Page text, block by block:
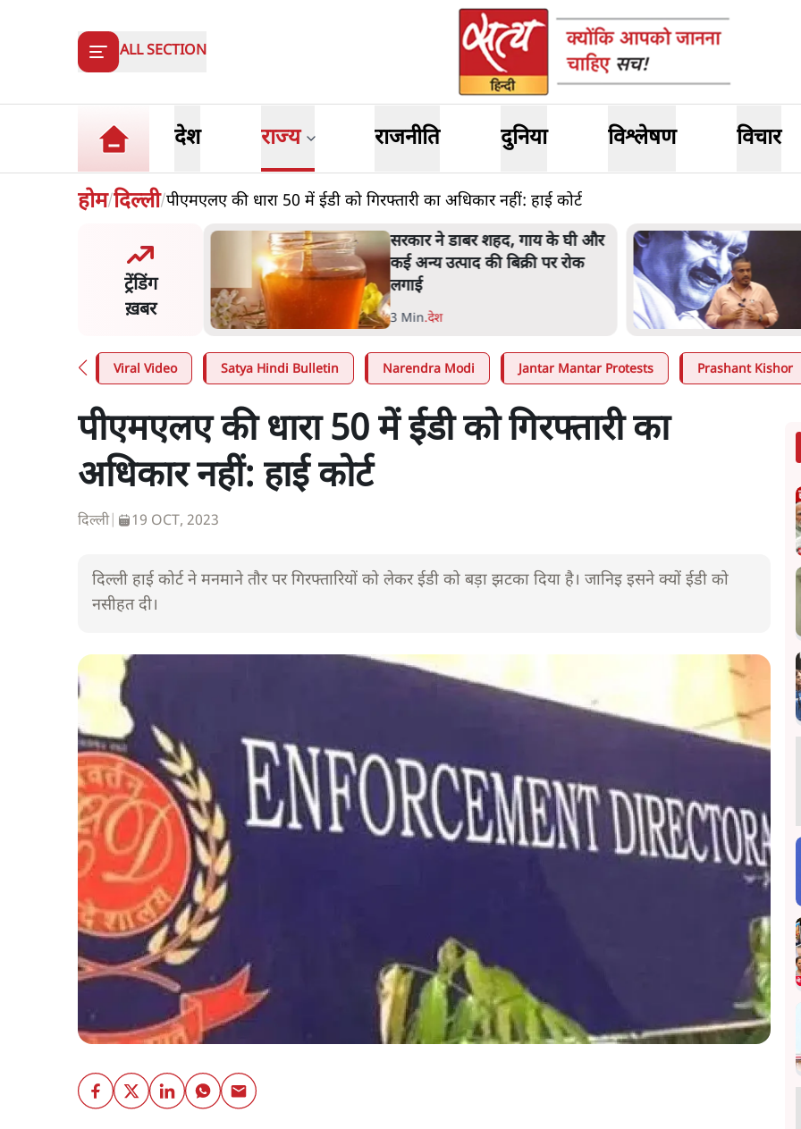
ALL SECTION
देश राज्य राजनीति दुनिया विश्लेषण विचार
होम/दिल्ली/पीएमएलए की धारा 50 में ईडी को गिरफ्तारी का अधिकार नहीं: हाई कोर्ट
ट्रेंडिंग
ख़बर
पूछताछ के बाद उदयनिधि
रिहा; बोले- 'सरकार ने
सरकार ने डाबर शहद, गाय के घी और
कई अन्य उत्पाद की बिक्री पर रोक
लगाई
3 Min.देश
Viral Video Satya Hindi Bulletin Narendra Modi Jantar Mantar Protests Prashant Kishor
पीएमएलए की धारा 50 में ईडी को गिरफ्तारी का
अधिकार नहीं: हाई कोर्ट
दिल्ली| 19 OCT, 2023
दिल्ली हाई कोर्ट ने मनमाने तौर पर गिरफ्तारियों को लेकर ईडी को बड़ा झटका दिया है। जानिइ इसने क्यों ईडी को
नसीहत दी।